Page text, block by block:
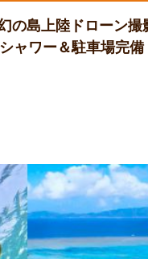
の島上陸ドローン
ャワー＆駐車場完